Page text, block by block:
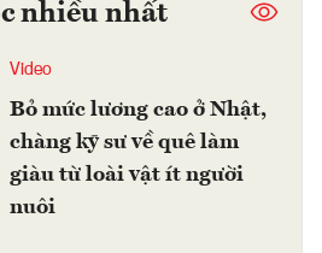
nhiều nhất
Video
Bỏ mức lương cao ở Nhật,
chàng kỹ sư về quê làm
giàu từ loài vật ít người
nuôi